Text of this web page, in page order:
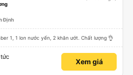
Định
1, 1 lon nước yến, 2 khăn ướt. Chất lượng 👌
Xem giá